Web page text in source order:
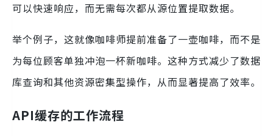
可以快速响应，而无需每次都从源位置提取数据。
举个例子，这就像咖啡师提前准备了一壶咖啡，而不是
为每位顾客单独冲泡一杯新咖啡。这种方式减少了数据
库查询和其他资源密集型操作，从而显著提高了效率。
API缓存的工作流程